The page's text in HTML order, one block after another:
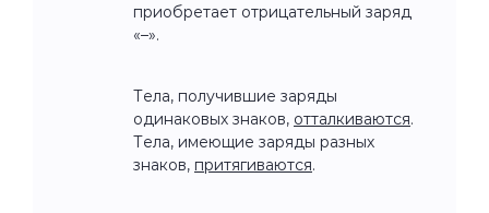
приобретает отрицательный заряд
«–».
Тела, получившие заряды
одинаковых знаков, отталкиваются.
Тела, имеющие заряды разных
знаков, притягиваются.